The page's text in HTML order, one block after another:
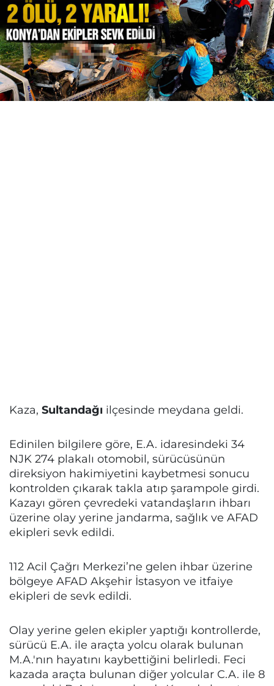
Kaza, Sultandağı ilçesinde meydana geldi.
Edinilen bilgilere göre, E.A. idaresindeki 34
NJK 274 plakalı otomobil, sürücüsünün
direksiyon hakimiyetini kaybetmesi sonucu
kontrolden çıkarak takla atıp şarampole girdi.
Kazayı gören çevredeki vatandaşların ihbarı
üzerine olay yerine jandarma, sağlık ve AFAD
ekipleri sevk edildi.
112 Acil Çağrı Merkezi’ne gelen ihbar üzerine
bölgeye AFAD Akşehir İstasyon ve itfaiye
ekipleri de sevk edildi.
Olay yerine gelen ekipler yaptığı kontrollerde,
sürücü E.A. ile araçta yolcu olarak bulunan
M.A.'nın hayatını kaybettiğini belirledi. Feci
kazada araçta bulunan diğer yolcular C.A. ile 8